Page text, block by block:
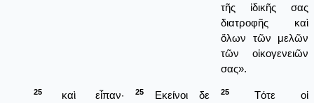
τῆς ἰδικῆς σας
διατροφῆς καὶ
ὅλων τῶν μελῶν
τῶν οἰκογενειῶν
σας».
25
καὶ εἶπαν·
25
Εκείνοι δε
25
Τότε οἱ